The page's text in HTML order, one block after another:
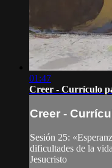
01:47
Creer - Currículo
Creer -
Sesión 25:
dificultades de la
Jesucristo